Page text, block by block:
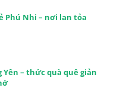
Phú Nhi – nơi lan tỏa
– thức quà quê giản